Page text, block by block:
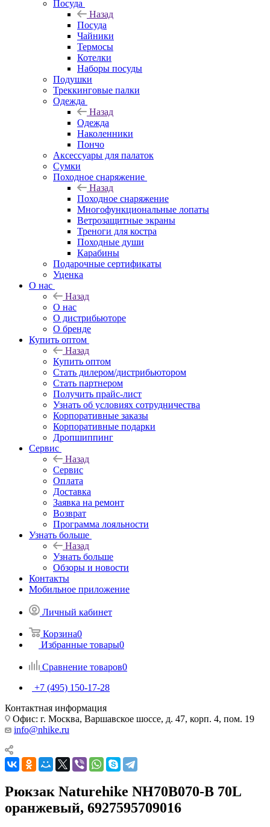
Посуда
Назад
Посуда
Чайники
Термосы
Котелки
Наборы посуды
Подушки
Треккинговые палки
Одежда
Назад
Одежда
Наколенники
Пончо
Аксессуары для палаток
Сумки
Походное снаряжение
Назад
Походное снаряжение
Многофункциональные лопаты
Ветрозащитные экраны
Треноги для костра
Походные души
Карабины
Подарочные сертификаты
Уценка
О нас
Назад
О нас
О дистрибьюторе
О бренде
Купить оптом
Назад
Купить оптом
Стать дилером/дистрибьютором
Стать партнером
Получить прайс-лист
Узнать об условиях сотрудничества
Корпоративные заказы
Корпоративные подарки
Дропшиппинг
Сервис
Назад
Сервис
Оплата
Доставка
Заявка на ремонт
Возврат
Программа лояльности
Узнать больше
Назад
Узнать больше
Обзоры и новости
Контакты
Мобильное приложение
Личный кабинет
Корзина0
Избранные товары0
Сравнение товаров0
+7 (495) 150-17-28
Контактная информация
Офис: г. Москва, Варшавское шоссе, д. 47, корп. 4, пом. 19
info@nhike.ru
Рюкзак Naturehike NH70B070-B 70L
оранжевый, 6927595709016